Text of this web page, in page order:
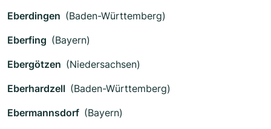
Eberdingen (Baden-Württemberg)
Eberfing (Bayern)
Ebergötzen (Niedersachsen)
Eberhardzell (Baden-Württemberg)
Ebermannsdorf (Bayern)